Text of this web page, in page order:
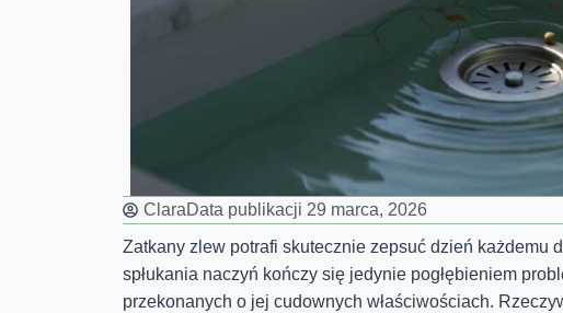
ClaraData publikacji 29 marca, 2026
Zatkany zlew potrafi skutecznie zepsuć dzień każdemu
spłukania naczyń kończy się jedynie pogłębieniem
przekonanych o jej cudownych właściwościach.